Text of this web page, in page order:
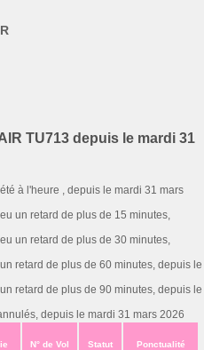
TU713 depuis le mardi 31
à l'heure , depuis le mardi 31 mars
un retard de plus de 15 minutes,
un retard de plus de 30 minutes,
retard de plus de 60 minutes, depuis le
retard de plus de 90 minutes, depuis le
depuis le mardi 31 mars 2026
N° de Vol Statut Ponctualité